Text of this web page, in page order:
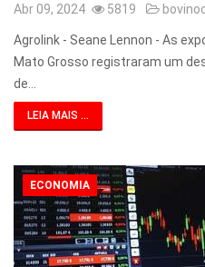
Abr 09, 2024 5819
Agrolink - Seane Lennon - As
Mato Grosso registraram um
de…
LEIA MAIS ...
ECONOMIA